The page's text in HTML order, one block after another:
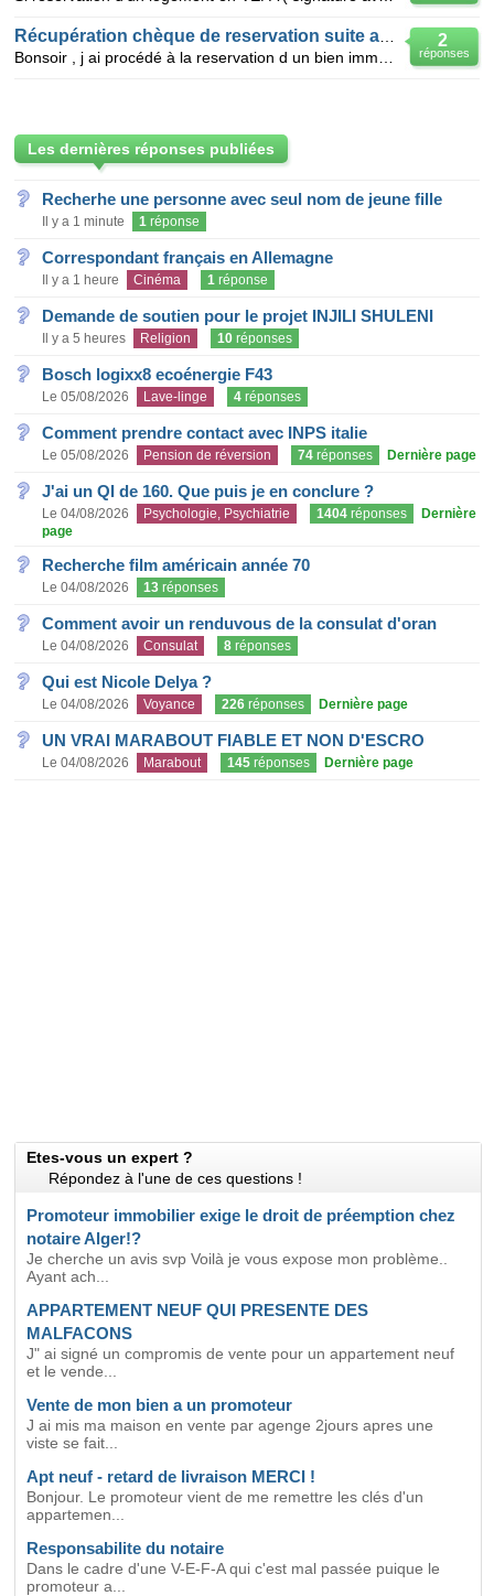
2
réponses
Les dernières réponses publiées
Recherhe une personne avec seul nom de jeune fille
Il y a 1 minute 1 réponse
Correspondant français en Allemagne
Il y a 1 heure Cinéma 1 réponse
Demande de soutien pour le projet INJILI SHULENI
Il y a 5 heures Religion 10 réponses
Bosch logixx8 ecoénergie F43
Le 05/08/2026 Lave-linge 4 réponses
Comment prendre contact avec INPS italie
Le 05/08/2026 Pension de réversion 74 réponses Dernière page
J'ai un QI de 160. Que puis je en conclure ?
Le 04/08/2026 Psychologie, Psychiatrie 1404 réponses
Dernière
page
Recherche film américain année 70
Le 04/08/2026 13 réponses
Comment avoir un renduvous de la consulat d'oran
Le 04/08/2026 Consulat 8 réponses
Qui est Nicole Delya ?
Le 04/08/2026 Voyance 226 réponses Dernière page
UN VRAI MARABOUT FIABLE ET NON D'ESCRO
Le 04/08/2026 Marabout 145 réponses Dernière page
Etes-vous un expert ?
Répondez à l'une de ces questions !
Promoteur immobilier exige le droit de préemption chez
notaire Alger!?
Je cherche un avis svp Voilà je vous expose mon problème..
Ayant ach...
APPARTEMENT NEUF QUI PRESENTE DES
MALFACONS
J" ai signé un compromis de vente pour un appartement neuf
et le vende...
Vente de mon bien a un promoteur
J ai mis ma maison en vente par agenge 2jours apres une
viste se fait...
Apt neuf - retard de livraison MERCI !
Bonjour. Le promoteur vient de me remettre les clés d'un
appartemen...
Responsabilite du notaire
Dans le cadre d'une V-E-F-A qui c'est mal passée puique le
promoteur a...